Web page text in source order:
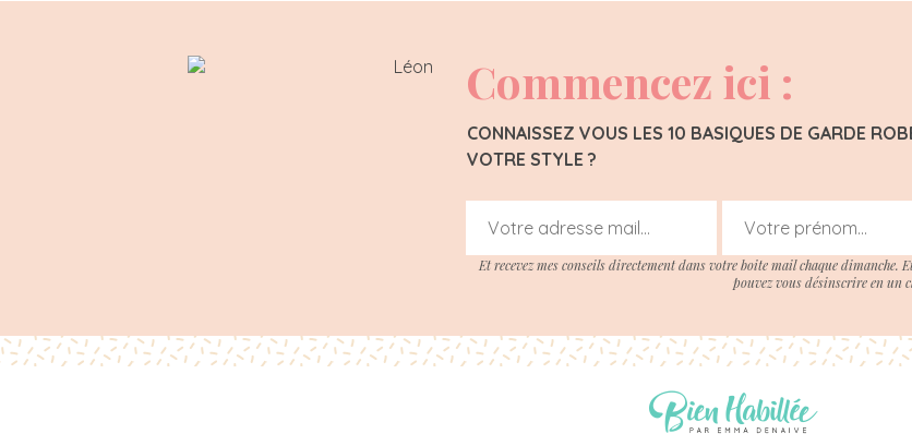
Commencez ici :
CONNAISSEZ VOUS LES 10 BASIQUES DE GARDE
VOTRE STYLE ?
Et recevez mes conseils directement dans votre boite mail chaque dimanche.
pouvez vous désinscrire en un